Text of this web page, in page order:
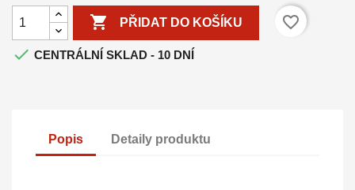
 PŘIDAT DO KOŠÍKU
favorite_border
 CENTRÁLNÍ SKLAD - 10 DNÍ
Popis Detaily produktu